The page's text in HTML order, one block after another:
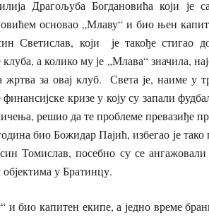
Драгољуба Богдановића који је
основао „Млаву“ и био њен
Светислав, који је такође стигао
клуба, а колико му је „Млава“ значила,
жртва за овај клуб. Света је, наиме у
финансијске кризе у коју су запали
решио да те проблеме превазиђе
био Божидар Пајић, избегао је
Томислав, посебно су се
у Братинцу.
екипе, а једно време